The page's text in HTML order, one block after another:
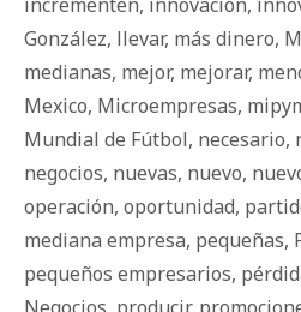
González, llevar, más dinero,
medianas, mejor, mejorar,
Mexico, Microempresas,
Mundial de Fútbol, necesario,
negocios, nuevas, nuevo,
operación, oportunidad,
mediana empresa, pequeñas,
pequeños empresarios,